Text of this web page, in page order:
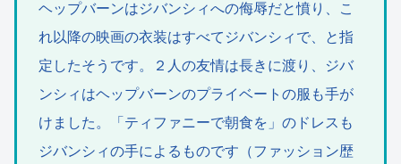
ヘップバーンはジバンシィへの侮辱だと憤り、こ
れ以降の映画の衣装はすべてジバンシィで、と指
定したそうです。２人の友情は長きに渡り、ジバ
ンシィはヘップバーンのプライベートの服も手が
けました。「ティファニーで朝食を」のドレスも
ジバンシィの手によるものです（ファッション歴